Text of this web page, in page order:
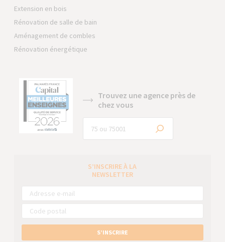
Extension en bois
Rénovation de salle de bain
Aménagement de combles
Rénovation énergétique
Trouvez une agence près de
chez vous
S’INSCRIRE À LA
NEWSLETTER
S’INSCRIRE